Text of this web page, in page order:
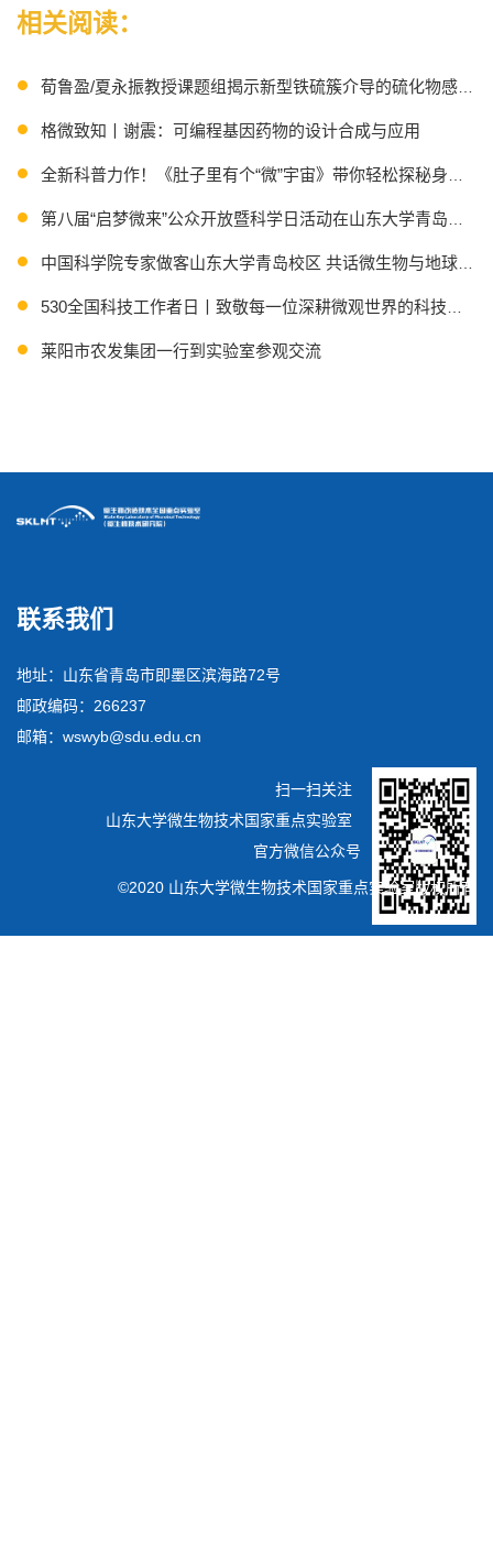
相关阅读：
荀鲁盈/夏永振教授课题组揭示新型铁硫簇介导的硫化物感应
格微致知丨谢震：可编程基因药物的设计合成与应用
全新科普力作！《肚子里有个“微”宇宙》带你轻松探秘身体里
第八届“启梦微来”公众开放暨科学日活动在山东大学青岛校区
中国科学院专家做客山东大学青岛校区 共话微生物与地球系
530全国科技工作者日丨致敬每一位深耕微观世界的科技工作
莱阳市农发集团一行到实验室参观交流
联系我们
地址：山东省青岛市即墨区滨海路72号
邮政编码：266237
邮箱：wswyb@sdu.edu.cn
扫一扫关注
山东大学微生物技术国家重点实验室
官方微信公众号
©2020 山东大学微生物技术国家重点实验室版权所有